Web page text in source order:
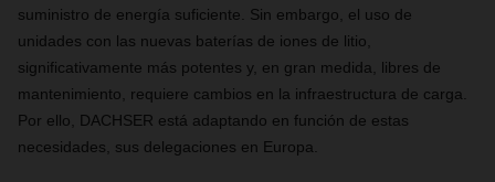
suministro de energía suficiente. Sin embargo, el uso de
unidades con las nuevas baterías de iones de litio,
significativamente más potentes y, en gran medida, libres de
mantenimiento, requiere cambios en la infraestructura de carga.
Por ello, DACHSER está adaptando en función de estas
necesidades, sus delegaciones en Europa.